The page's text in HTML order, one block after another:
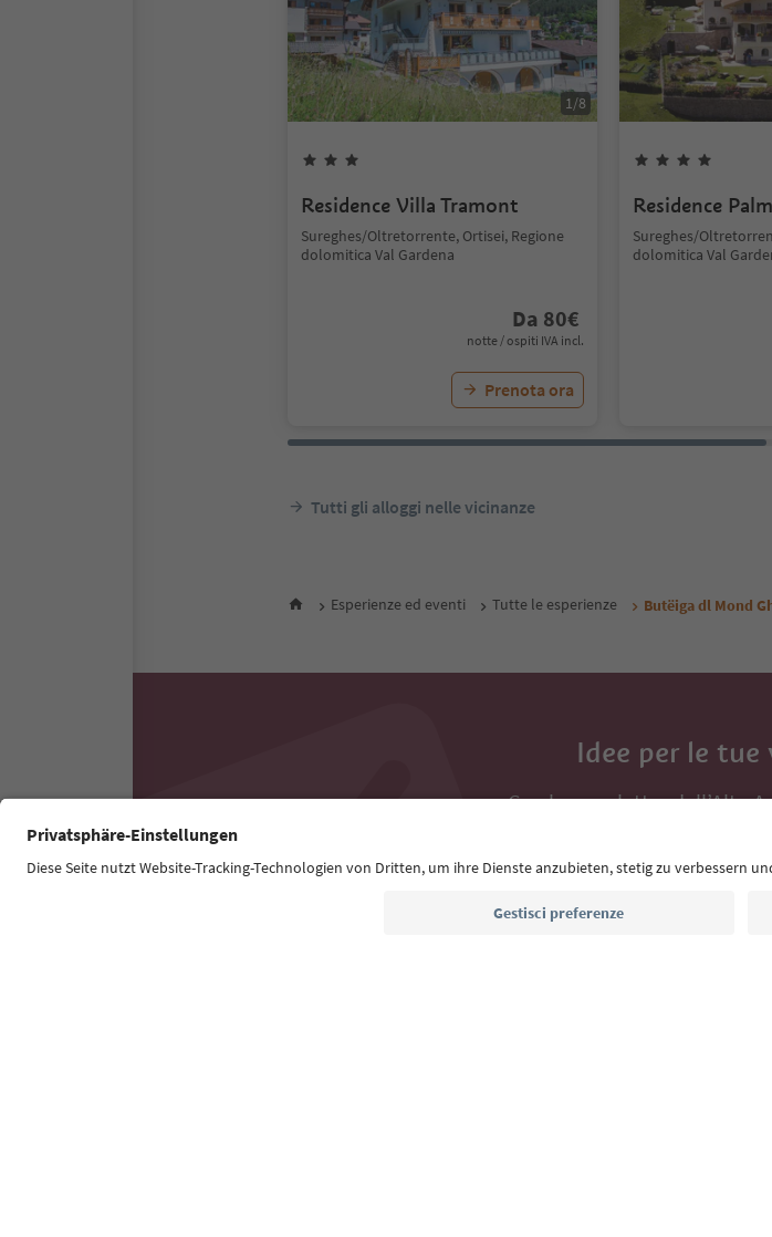
1/8
Residence Villa Tramont
Sureghes/Oltretorrente, Ortisei, Regione
dolomitica Val Gardena
Da 80€
notte / ospiti IVA incl.
Prenota ora
Residence
Sureghes/
dolomitica Val
Tutti gli alloggi nelle vicinanze
Esperienze ed eventi Tutte le esperienze Butëiga dl Mond
Idee per le tue
Con la newsletter dell’Alto
Indirizzo e-mail*